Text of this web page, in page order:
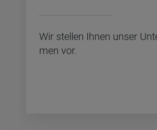
Wir stel­len Ihnen unser
men vor.